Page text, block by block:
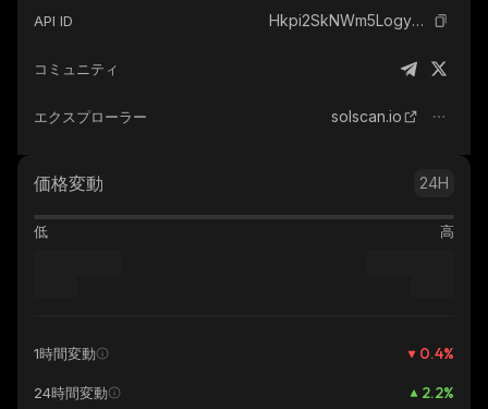
API ID Hkpi2SkNWm5LogyY1Bz4zYTq5REVvco2aYWd1tYppump_solana
コミュニティ
エクスプローラー solscan.io
価格変動 24H
低 高
1時間変動 0.4%
24時間変動 2.2%